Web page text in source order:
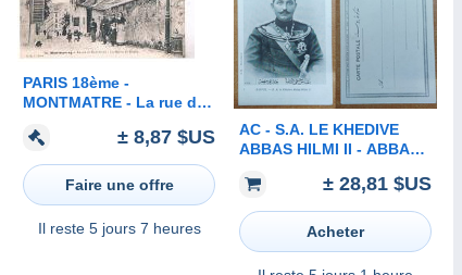
PARIS 18ème -
MONTMATRE - La rue du
de Berlioz
± 8,87 $US
Faire une offre
Il reste 5 jours 7 heures
AC - ​​​​​​​S.A. LE KHEDIVE
ABBAS HILMI II - ABBAS
OF EGYPT SUDAN 14
JULY 1874 - 19
DECEMBER 1944
± 28,81 $US
Acheter